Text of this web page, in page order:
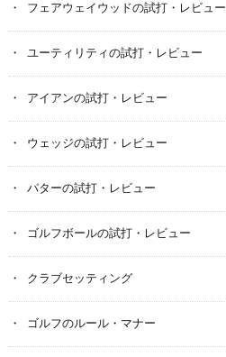
フェアウェイウッドの試打・レビュー
ユーティリティの試打・レビュー
アイアンの試打・レビュー
ウェッジの試打・レビュー
パターの試打・レビュー
ゴルフボールの試打・レビュー
クラブセッティング
ゴルフのルール・マナー